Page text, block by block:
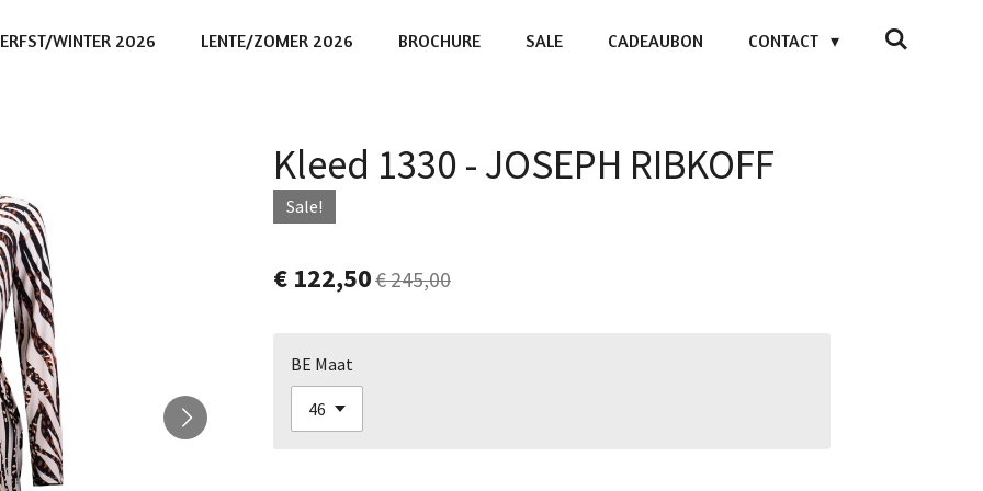
WINTER 2026 LENTE/ZOMER 2026 BROCHURE SALE CADEAUBON CONTACT
Kleed 1330 - JOSEPH RIBKOFF
Sale!
€ 122,50€ 245,00
BE Maat